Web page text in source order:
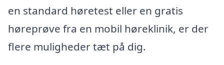
en standard høretest eller en gratis
høreprøve fra en mobil høreklinik, er der
flere muligheder tæt på dig.